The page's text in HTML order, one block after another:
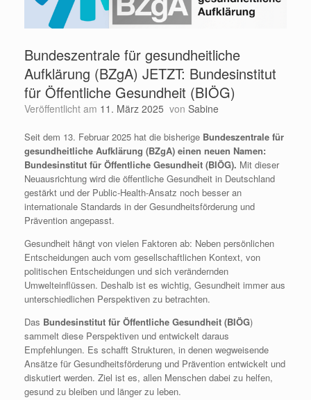
Bundeszentrale für gesundheitliche
Aufklärung (BZgA) JETZT: Bundesinstitut
für Öffentliche Gesundheit (BIÖG)
Veröffentlicht am 11. März 2025 von Sabine
Seit dem 13. Februar 2025 hat die bisherige Bundeszentrale für
gesundheitliche Aufklärung (BZgA) einen neuen Namen:
Bundesinstitut für Öffentliche Gesundheit (BIÖG). Mit dieser
Neuausrichtung wird die öffentliche Gesundheit in Deutschland
gestärkt und der Public-Health-Ansatz noch besser an
internationale Standards in der Gesundheitsförderung und
Prävention angepasst.
Gesundheit hängt von vielen Faktoren ab: Neben persönlichen
Entscheidungen auch vom gesellschaftlichen Kontext, von
politischen Entscheidungen und sich verändernden
Umwelteinflüssen. Deshalb ist es wichtig, Gesundheit immer aus
unterschiedlichen Perspektiven zu betrachten.
Das Bundesinstitut für Öffentliche Gesundheit (BIÖG)
sammelt diese Perspektiven und entwickelt daraus
Empfehlungen. Es schafft Strukturen, in denen wegweisende
Ansätze für Gesundheitsförderung und Prävention entwickelt und
diskutiert werden. Ziel ist es, allen Menschen dabei zu helfen,
gesund zu bleiben und länger zu leben.